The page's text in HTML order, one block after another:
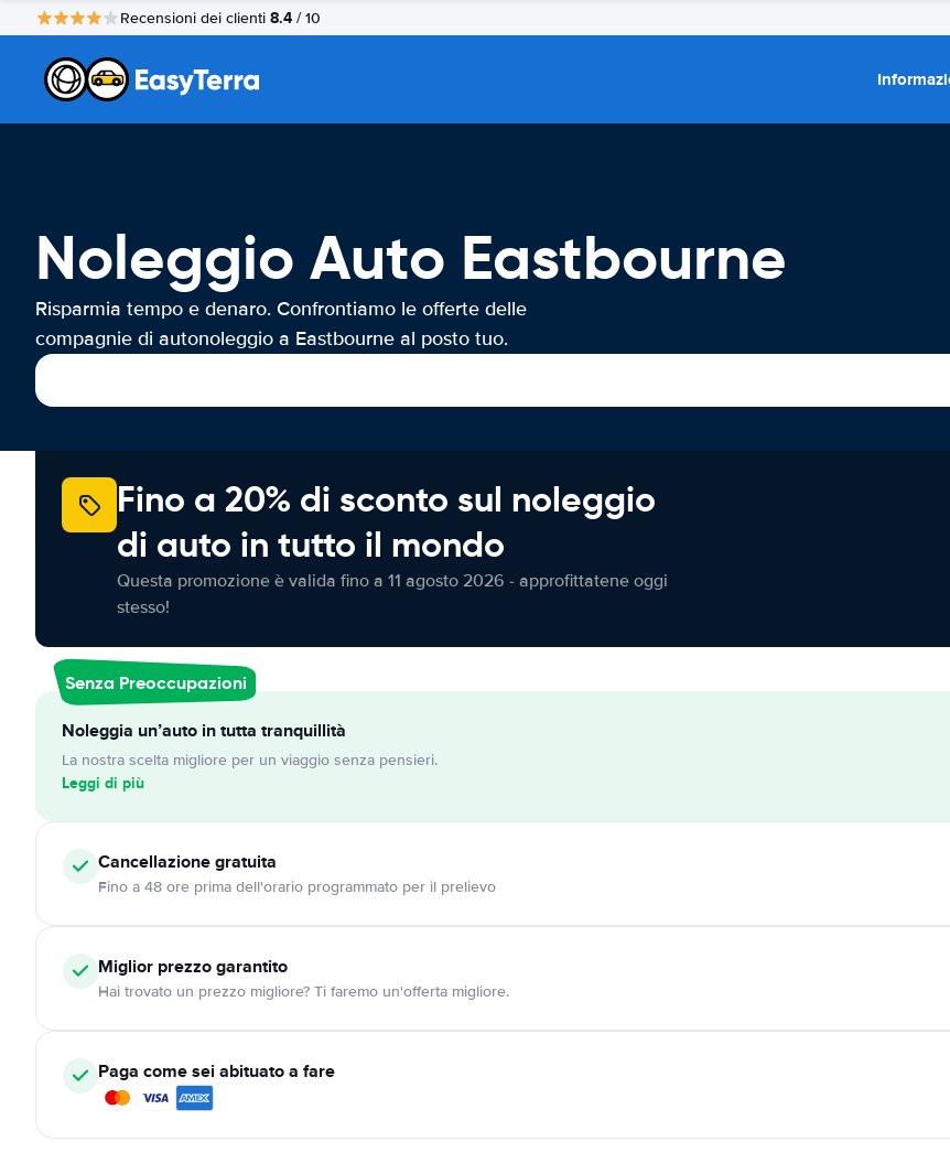
Recensioni dei clienti 8.4 / 10
Noleggio Auto Eastbourne
Risparmia tempo e denaro. Confrontiamo le offerte delle
compagnie di autonoleggio a Eastbourne al posto tuo.
Fino a 20% di sconto sul noleggio
di auto in tutto il mondo
Questa promozione è valida fino a 11 agosto 2026 - approfittatene oggi
stesso!
Senza Preoccupazioni
Noleggia un’auto in tutta tranquillità
La nostra scelta migliore per un viaggio senza pensieri.
Leggi di più
Cancellazionegratuita
Fino a 48 ore prima dell'orario programmato per il prelievo
Miglior prezzo garantito
Hai trovato un prezzo migliore? Ti faremo un'offerta migliore.
Paga come sei abituato a fare